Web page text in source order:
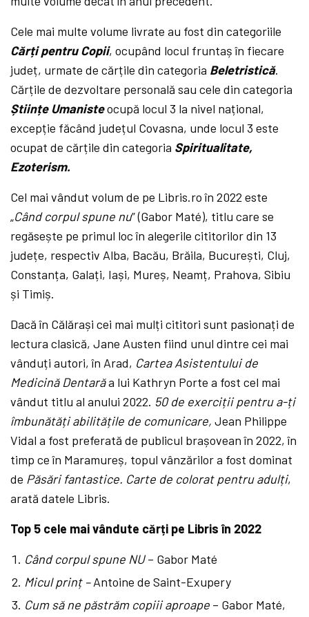
Cele mai multe volume livrate au fost din categoriile
Cărți pentru Copii, ocupând locul fruntaș în fiecare
județ, urmate de cărțile din categoria Beletristică.
Cărțile de dezvoltare personală sau cele din categoria
Științe Umanisteocupă locul 3 la nivel național,
excepție făcând județul Covasna, unde locul 3 este
ocupat de cărțile din categoria Spiritualitate,
Ezoterism.
Cel mai vândut volum de pe Libris.ro în 2022 este
„Când corpul spune nu” (Gabor Maté), titlu care se
regăsește pe primul loc în alegerile cititorilor din 13
județe, respectiv Alba, Bacău, Brăila, București, Cluj,
Constanța, Galați, Iași, Mureș, Neamț, Prahova, Sibiu
și Timiș.
Dacă în Călărași cei mai mulți cititori sunt pasionați de
lectura clasică, Jane Austen fiind unul dintre cei mai
vânduți autori, în Arad, Cartea Asistentului de
Medicină Dentarăa lui Kathryn Porte a fost cel mai
vândut titlu al anului 2022. 50 de exerciții pentru a-ți
îmbunătăți abilitățile de comunicare, Jean Philippe
Vidal a fost preferată de publicul brașovean în 2022, în
timp ce în Maramureș, topul vânzărilor a fost dominat
de Păsări fantastice. Carte de colorat pentru adulți,
arată datele Libris.
Top 5 cele mai vândute cărți pe Libris în 2022
Când corpul spune NU– Gabor Maté
Micul prinț –Antoine de Saint-Exupery
Cum să ne păstrăm copiii aproape – Gabor Maté,